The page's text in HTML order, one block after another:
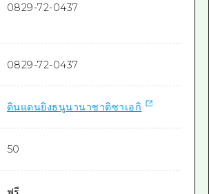
0829-72-0437
0829-72-0437
ดินแดนยิงธนูนานาชาติซาเอกิ
50